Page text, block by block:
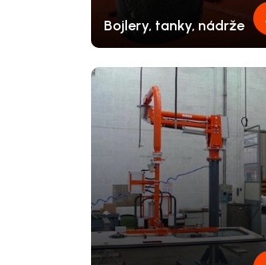
Bojlery, tanky, nádrže